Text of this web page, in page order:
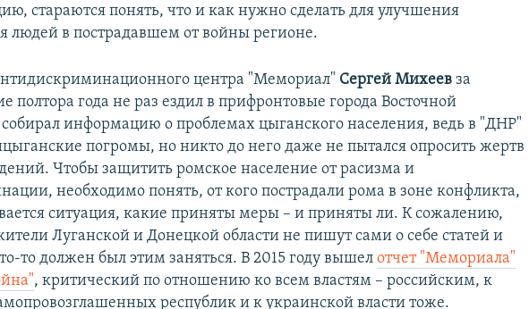
стараются понять, что и как нужно сделать для улучшения
людей в пострадавшем от войны регионе.
центра "Мемориал" Сергей Михеевза
полтора года не раз ездил в прифронтовые города Восточной
информацию о проблемах цыганского населения, ведь в "ДНР"
погромы, но никто до него даже не пытался опросить жертв
Чтобы защитить ромское население от расизма и
необходимо понять, от кого пострадали рома в зоне конфликта,
ситуация, какие приняты меры – и приняты ли. К сожалению,
Луганской и Донецкой области не пишут сами о себе статей и
то должен был этим заняться. В 2015 году вышелотчет "Мемориала"
, критический по отношению ко всем властям – российским, к
республик и к украинской власти тоже.